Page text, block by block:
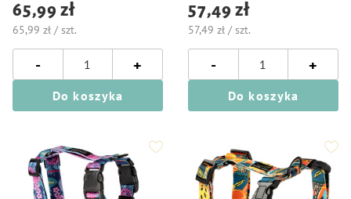
65,99 zł
65,99 zł / szt.
- +
Do koszyka
57,49 zł
57,49 zł / szt.
- +
Do koszyka